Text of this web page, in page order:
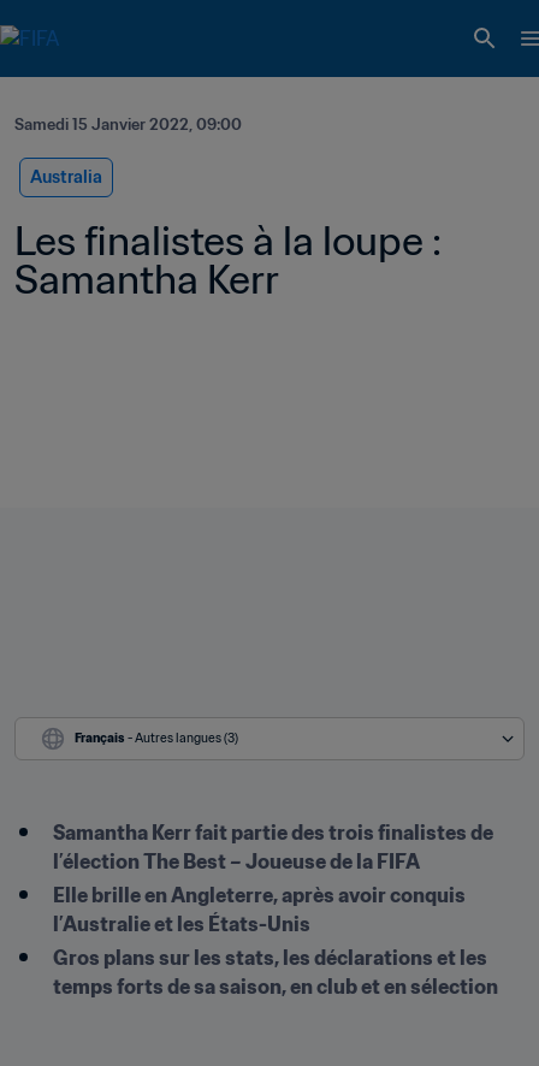
Samedi 15 Janvier 2022, 09:00
Australia
Les finalistes à la loupe :
Samantha Kerr
Français - Autres langues (3)
Samantha Kerr fait partie des trois finalistes de
l’élection The Best – Joueuse de la FIFA
Elle brille en Angleterre, après avoir conquis
l’Australie et les États-Unis
Gros plans sur les stats, les déclarations et les
temps forts de sa saison, en club et en sélection